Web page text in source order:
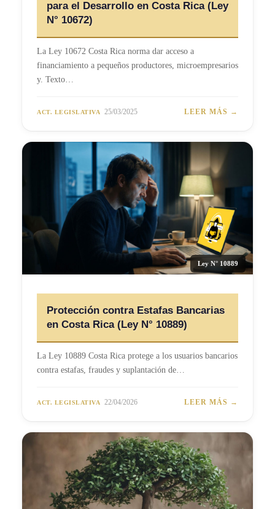
para el Desarrollo en Costa Rica (Ley
N° 10672)
La Ley 10672 Costa Rica norma dar acceso a
financiamiento a pequeños productores, microempresarios
y. Texto…
ACT. LEGISLATIVA 25/03/2025 LEER MÁS →
Ley N° 10889
Protección contra Estafas Bancarias
en Costa Rica (Ley N° 10889)
La Ley 10889 Costa Rica protege a los usuarios bancarios
contra estafas, fraudes y suplantación de…
ACT. LEGISLATIVA 22/04/2026 LEER MÁS →